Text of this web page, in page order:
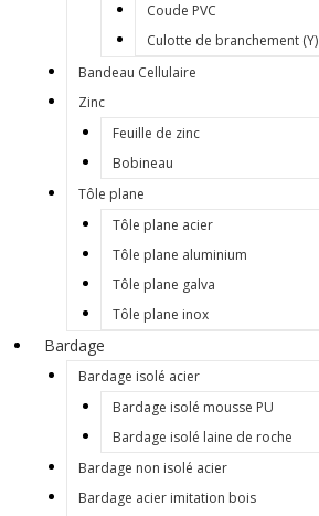
Coude PVC
Culotte de branchement (Y)
Bandeau Cellulaire
Zinc
Feuille de zinc
Bobineau
Tôle plane
Tôle plane acier
Tôle plane aluminium
Tôle plane galva
Tôle plane inox
Bardage
Bardage isolé acier
Bardage isolé mousse PU
Bardage isolé laine de roche
Bardage non isolé acier
Bardage acier imitation bois